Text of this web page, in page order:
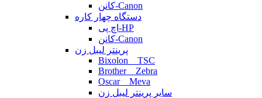
کانن-Canon
دستگاه چهار کاره
اچ پی-HP
کانن-Canon
پرینتر لیبل زن
Bixolon _ TSC
Brother _ Zebra
Oscar _ Meva
سایر پرینتر لیبل زن